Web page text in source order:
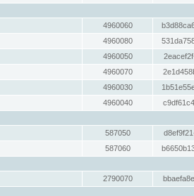
4960060
4960080
4960050
4960070
4960030
4960040
587050
587060
2790070